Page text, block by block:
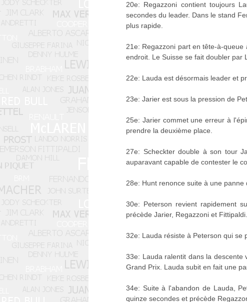
20e: Regazzoni contient toujours
secondes du leader. Dans le stand
plus rapide.
21e: Regazzoni part en tête-à-
endroit. Le Suisse se fait doubler par
22e: Lauda est désormais leader et
23e: Jarier est sous la pression de
25e: Jarier commet une erreur à
prendre la deuxième place.
27e: Scheckter double à son tour
auparavant capable de contester le
28e: Hunt renonce suite à une
30e: Peterson revient rapidement
précède Jarier, Regazzoni et Fittipaldi.
32e: Lauda résiste à Peterson qui se
33e: Lauda ralentit dans la
Grand Prix. Lauda subit en fait une
34e: Suite à l'abandon de Lauda,
quinze secondes et précède